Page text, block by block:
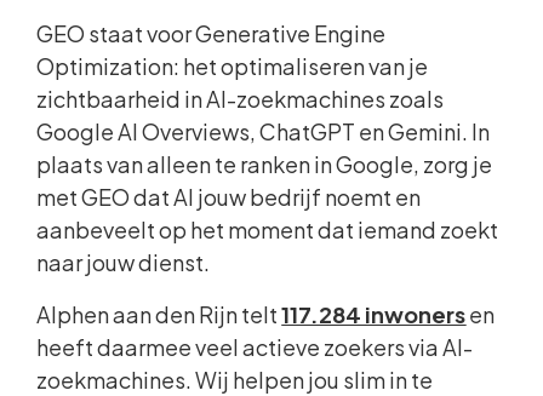
GEO staat voor Generative Engine
Optimization: het optimaliseren van je
zichtbaarheid in AI-zoekmachines zoals
Google AI Overviews, ChatGPT en Gemini. In
plaats van alleen te ranken in Google, zorg je
met GEO dat AI jouw bedrijf noemt en
aanbeveelt op het moment dat iemand zoekt
naar jouw dienst.
Alphen aan den Rijn telt117.284 inwonersen
heeft daarmee veel actieve zoekers via AI-
zoekmachines. Wij helpen jou slim in te